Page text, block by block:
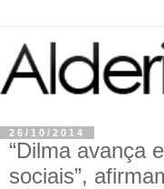
26/10/2014
“Dilma avança
sociais”,